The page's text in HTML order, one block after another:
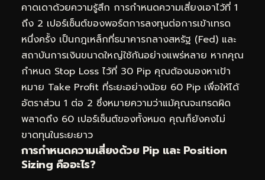
คาดเดาด้วยความรู้สึก การกำหนดความเสี่ยงเอาไว้ที่ 1
ถึง 2 เปอร์เซ็นต์ของพอร์ตการลงทุนต่อการเข้าเทรด
หนึ่งครั้ง เป็นกฎเหล็กที่ธนาคารกลางสหรัฐ (Fed) และ
สถาบันการเงินขนาดใหญ่ใช้กันอย่างแพร่หลาย หากคุณ
กำหนด Stop Loss ไว้ที่ 30 Pip คุณต้องมองหาเป้า
หมาย Take Profit ที่ระยะอย่างน้อย 60 Pip เพื่อให้ได้
อัตราส่วน 1 ต่อ 2 ซึ่งหมายความว่าแม้คุณจะเทรดผิด
พลาดถึง 60 เปอร์เซ็นต์ของทั้งหมด คุณก็ยังคงไม่
ขาดทุนในระยะยาว
การกำหนดความเสี่ยงด้วย Pip และ Position
Sizing คืออะไร?